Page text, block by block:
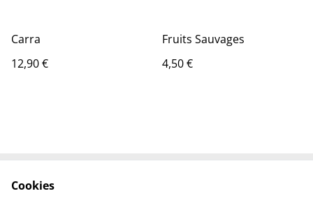
Carra
12,90 €
Fruits Sauvages
4,50 €
Cookies